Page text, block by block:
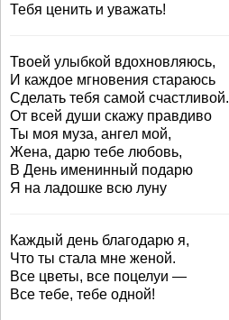
Тебя ценить и уважать!
Твоей улыбкой вдохновляюсь,
И каждое мгновения стараюсь
Сделать тебя самой счастливой.
От всей души скажу правдиво
Ты моя муза, ангел мой,
Жена, дарю тебе любовь,
В День именинный подарю
Я на ладошке всю луну
Каждый день благодарю я,
Что ты стала мне женой.
Все цветы, все поцелуи —
Все тебе, тебе одной!